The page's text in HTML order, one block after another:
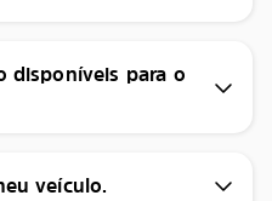
disponíveis para o
veículo.